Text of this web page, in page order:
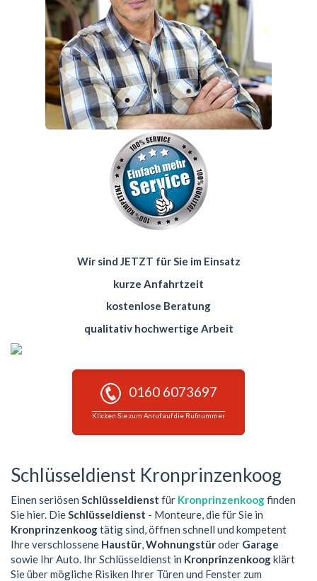
Wir sind JETZT für Sie im Einsatz
kurze Anfahrtzeit
kostenlose Beratung
qualitativ hochwertige Arbeit
0160 6073697
Klicken Sie zum Anruf auf die Rufnummer
Schlüsseldienst Kronprinzenkoog
Einen seriösen Schlüsseldienst für Kronprinzenkoogfinden
Sie hier. DieSchlüsseldienst - Monteure, die für Sie in
Kronprinzenkoogtätig sind, öffnen schnell und kompetent
Ihre verschlossene Haustür,Wohnungstüroder Garage
sowie Ihr Auto. Ihr Schlüsseldienst in Kronprinzenkoogklärt
Sie über mögliche Risiken Ihrer Türen und Fenster zum